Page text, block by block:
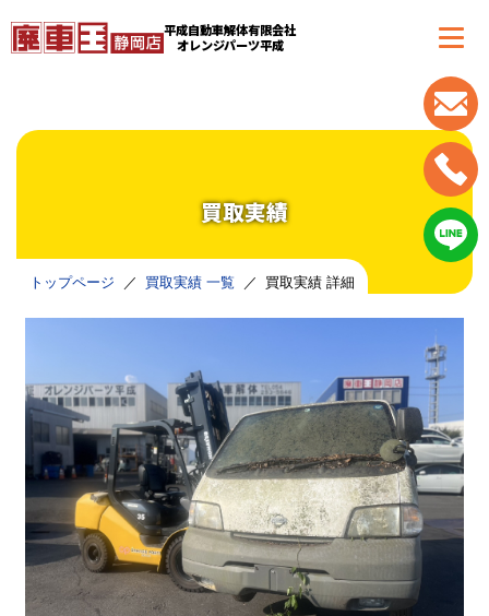
平成自動車解体有限会社
オレンジパーツ平成
買取実績
トップページ 買取実績 一覧 買取実績 詳細